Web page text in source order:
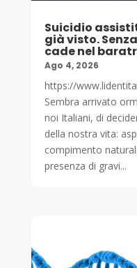
Suicidio
già visto.
cade nel
Ago 4, 2026
https://
Sembra arrivato
noi Italiani, di
della nostra vita:
compimento
presenza di gravi...